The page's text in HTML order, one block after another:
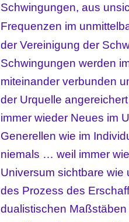
Schwingungen, aus
Frequenzen im
derVereinigung der
Schwingungen werden
miteinander verbunden
der Urquelle
immer wieder Neues im
Generellen wie im
niemals … weil immer
Universum sichtbare
des Prozess des
dualistischen